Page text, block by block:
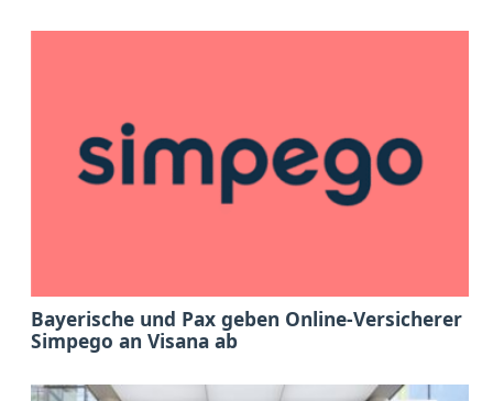
Bayerische und Pax geben Online-Versicherer
Simpego an Visana ab